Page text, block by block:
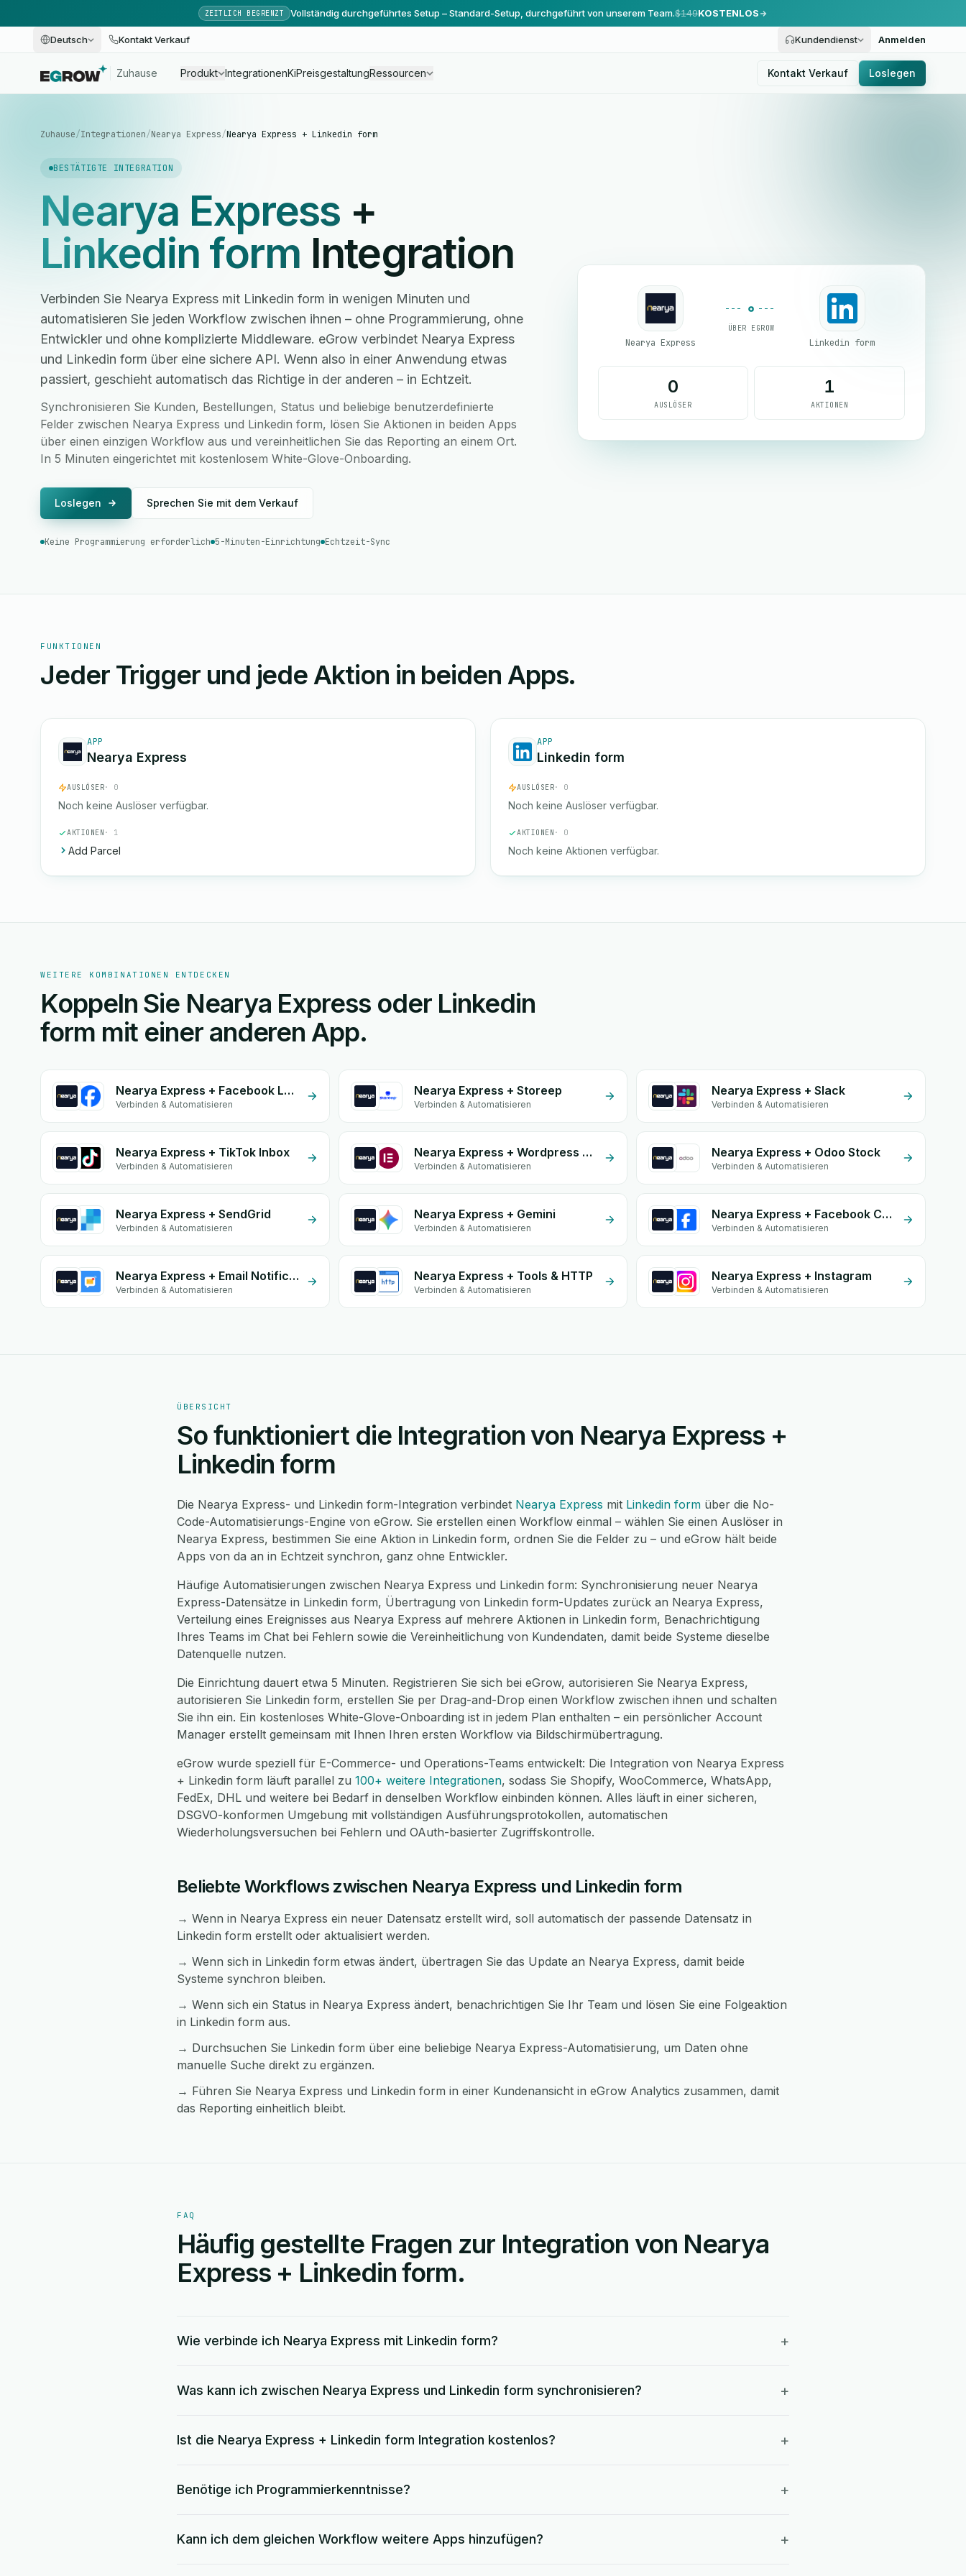
ZEITLICH BEGRENZT Vollständig durchgeführtes Setup – Standard-Setup, durchgeführt von unserem Team.$149KOSTENLOS
Deutsch Kontakt Verkauf Kundendienst Anmelden
Zuhause Produkt IntegrationenKiPreisgestaltungRessourcen Kontakt Verkauf Loslegen
Zuhause/Integrationen/Nearya Express/Nearya Express + Linkedin form
BESTÄTIGTE INTEGRATION
Nearya Express +
Linkedin form Integration
Verbinden Sie Nearya Express mit Linkedin form in wenigen Minuten und
automatisieren Sie jeden Workflow zwischen ihnen – ohne Programmierung, ohne
Entwickler und ohne komplizierte Middleware. eGrow verbindet Nearya Express
und Linkedin form über eine sichere API. Wenn also in einer Anwendung etwas
passiert, geschieht automatisch das Richtige in der anderen – in Echtzeit.
Synchronisieren Sie Kunden, Bestellungen, Status und beliebige benutzerdefinierte
Felder zwischen Nearya Express und Linkedin form, lösen Sie Aktionen in beiden Apps
über einen einzigen Workflow aus und vereinheitlichen Sie das Reporting an einem Ort.
In 5 Minuten eingerichtet mit kostenlosem White-Glove-Onboarding.
Loslegen Sprechen Sie mit dem Verkauf
Keine Programmierung erforderlich 5-Minuten-Einrichtung Echtzeit-Sync
Nearya Express
ÜBER EGROW
Linkedin form
0
AUSLÖSER
1
AKTIONEN
FUNKTIONEN
Jeder Trigger und jede Aktion in beiden Apps.
APP
Nearya Express
AUSLÖSER· 0
Noch keine Auslöser verfügbar.
AKTIONEN · 1
Add Parcel
APP
Linkedin form
AUSLÖSER· 0
Noch keine Auslöser verfügbar.
AKTIONEN · 0
Noch keine Aktionen verfügbar.
WEITERE KOMBINATIONEN ENTDECKEN
Koppeln Sie Nearya Express oder Linkedin
form mit einer anderen App.
Nearya Express + Facebook Leads
Verbinden & Automatisieren
Nearya Express + Storeep
Verbinden & Automatisieren
Nearya Express + Slack
Verbinden & Automatisieren
Nearya Express + TikTok Inbox
Verbinden & Automatisieren
Nearya Express + Wordpress Elementor
Verbinden & Automatisieren
Nearya Express + Odoo Stock
Verbinden & Automatisieren
Nearya Express + SendGrid
Verbinden & Automatisieren
Nearya Express + Gemini
Verbinden & Automatisieren
Nearya Express + Facebook Comments
Verbinden & Automatisieren
Nearya Express + Email Notifications by eGrow
Verbinden & Automatisieren
Nearya Express + Tools & HTTP
Verbinden & Automatisieren
Nearya Express + Instagram
Verbinden & Automatisieren
ÜBERSICHT
So funktioniert die Integration von Nearya Express +
Linkedin form
Die Nearya Express- und Linkedin form-Integration verbindet Nearya Express mit Linkedin form über die No-
Code-Automatisierungs-Engine von eGrow. Sie erstellen einen Workflow einmal – wählen Sie einen Auslöser in
Nearya Express, bestimmen Sie eine Aktion in Linkedin form, ordnen Sie die Felder zu – und eGrow hält beide
Apps von da an in Echtzeit synchron, ganz ohne Entwickler.
Häufige Automatisierungen zwischen Nearya Express und Linkedin form: Synchronisierung neuer Nearya
Express-Datensätze in Linkedin form, Übertragung von Linkedin form-Updates zurück an Nearya Express,
Verteilung eines Ereignisses aus Nearya Express auf mehrere Aktionen in Linkedin form, Benachrichtigung
Ihres Teams im Chat bei Fehlern sowie die Vereinheitlichung von Kundendaten, damit beide Systeme dieselbe
Datenquelle nutzen.
Die Einrichtung dauert etwa 5 Minuten. Registrieren Sie sich bei eGrow, autorisieren Sie Nearya Express,
autorisieren Sie Linkedin form, erstellen Sie per Drag-and-Drop einen Workflow zwischen ihnen und schalten
Sie ihn ein. Ein kostenloses White-Glove-Onboarding ist in jedem Plan enthalten – ein persönlicher Account
Manager erstellt gemeinsam mit Ihnen Ihren ersten Workflow via Bildschirmübertragung.
eGrow wurde speziell für E-Commerce- und Operations-Teams entwickelt: Die Integration von Nearya Express
+ Linkedin form läuft parallel zu 100+ weitere Integrationen, sodass Sie Shopify, WooCommerce, WhatsApp,
FedEx, DHL und weitere bei Bedarf in denselben Workflow einbinden können. Alles läuft in einer sicheren,
DSGVO-konformen Umgebung mit vollständigen Ausführungsprotokollen, automatischen
Wiederholungsversuchen bei Fehlern und OAuth-basierter Zugriffskontrolle.
Beliebte Workflows zwischen Nearya Express und Linkedin form
→ Wenn in Nearya Express ein neuer Datensatz erstellt wird, soll automatisch der passende Datensatz in
Linkedin form erstellt oder aktualisiert werden.
→ Wenn sich in Linkedin form etwas ändert, übertragen Sie das Update an Nearya Express, damit beide
Systeme synchron bleiben.
→ Wenn sich ein Status in Nearya Express ändert, benachrichtigen Sie Ihr Team und lösen Sie eine Folgeaktion
in Linkedin form aus.
→ Durchsuchen Sie Linkedin form über eine beliebige Nearya Express-Automatisierung, um Daten ohne
manuelle Suche direkt zu ergänzen.
→ Führen Sie Nearya Express und Linkedin form in einer Kundenansicht in eGrow Analytics zusammen, damit
das Reporting einheitlich bleibt.
FAQ
Häufig gestellte Fragen zur Integration von Nearya
Express + Linkedin form.
Wie verbinde ich Nearya Express mit Linkedin form? +
Was kann ich zwischen Nearya Express und Linkedin form synchronisieren? +
Ist die Nearya Express + Linkedin form Integration kostenlos? +
Benötige ich Programmierkenntnisse? +
Kann ich dem gleichen Workflow weitere Apps hinzufügen? +